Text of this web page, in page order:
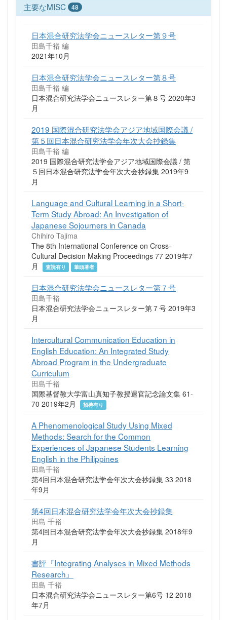
主要なMISC 48
日本混合研究法学会ニュースレター第９号
田島千裕 編
2021年10月
日本混合研究法学会ニュースレター第８号
田島千裕 編
日本混合研究法学会ニュースレター第８号 2020年3
月
2019 国際混合研究法学会アジア地域国際会議 /
第５回日本混合研究法学会年次大会抄録集
田島千裕 編
2019 国際混合研究法学会アジア地域国際会議 / 第
５回日本混合研究法学会年次大会抄録集 2019年9
月
Language and Cultural Learning in a Short-
Term Study Abroad: An Investigation of
Japanese Sojourners in Canada
Chihiro Tajima
The 8th International Conference on Cross-
Cultural Decision Making Proceedings 77 2019年7
月
査読有り 筆頭著者
日本混合研究法学会ニュースレター第７号
田島千裕
日本混合研究法学会ニュースレター第７号 2019年3
月
Intercultural Communication Education in
English Education: An Integrated Study
Abroad Program in the Undergraduate
Curriculum
田島千裕
国際基督教大学富山真知子教授退官記念論文集 61-
70 2019年2月
招待有り
A Phenomenological Study Using Mixed
Methods: Search for the Common
Experiences of Japanese Students Learning
English in the Philippines
田島千裕
第4回日本混合研究法学会年次大会抄録集 33 2018
年9月
第4回日本混合研究法学会年次大会抄録集
田島 千裕
第4回日本混合研究法学会年次大会抄録集 2018年9
月
書評『Integrating Analyses in Mixed Methods
Research』
田島 千裕
日本混合研究法学会ニュースレター第6号 12 2018
年7月